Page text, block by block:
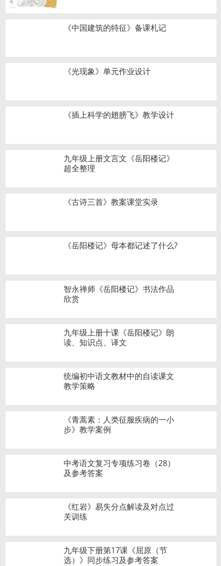
《中国建筑的特征》备课札记
《光现象》单元作业设计
《插上科学的翅膀飞》教学设计
九年级上册文言文《岳阳楼记》
超全整理
《古诗三首》教案课堂实录
《岳阳楼记》母本都记述了什么?
智永禅师《岳阳楼记》书法作品
欣赏
九年级上册十课《岳阳楼记》朗
读、知识点、译文
统编初中语文教材中的自读课文
教学策略
《青蒿素：人类征服疾病的一小
步》教学案例
中考语文复习专项练习卷（28）
及参考答案
《红岩》易失分点解读及对点过
关训练
九年级下册第17课《屈原（节
选）》同步练习及参考答案